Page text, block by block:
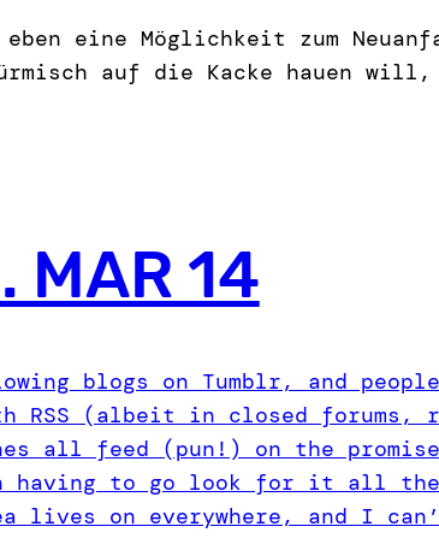
eine Möglichkeit zum
auf die Kacke hauen
MAR 14
blogs on Tumblr, and
RSS (albeit in closed
all feed (pun!) on the
having to go look for it all the
lives on everywhere, and I